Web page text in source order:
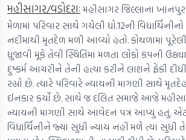
મહીસાગર/વડોદરાઃ મહીસાગર જિલ્લાના ખાનપુર
મેળામાં પરિવાર સાથે ગયેલી ધો.12ની
નદીમાંથી મૃતદેળ મળી આવ્યો હતો. કોથળામાં
ધ્રુજાવી મૂકે તેવી સ્થિતિમાં મળતા લોકો કંપની
દુષ્કર્મ આચરીને તેની હત્યા કરીને લાશને ફેંકી
રહ્યો છે. ત્યારે પરિવારે ન્યાયની માગણી સાથે
ઈનકાર કર્યો છે. સાથે જ દલિત સમાજે આજે
ન્યાયની માગણી સાથે આવેદન પત્ર આપ્યું હતું.
વિદ્યાર્થિનીને જ્યાં સુધી ન્યાય નહીં મળે ત્યાં સુધી